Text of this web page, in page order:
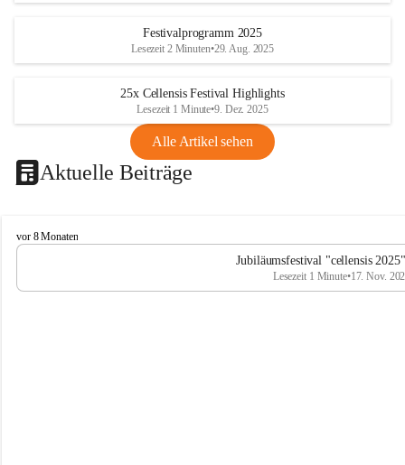
Festivalprogramm 2025
Lesezeit 2 Minuten•29. Aug. 2025
25x Cellensis Festival Highlights
Lesezeit 1 Minute•9. Dez. 2025
Alle Artikel sehen
Aktuelle Beiträge
C
e
l
vor 8 Monaten
Jubiläumsfestival "cellensis
Lesezeit 1 Minute•17. Nov.